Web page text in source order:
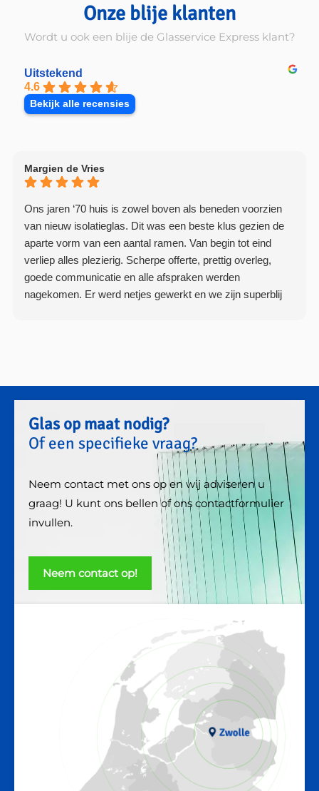
Onze blije klanten
Wordt u ook een blije de Glasservice Express klant?
Uitstekend
4.6
Bekijk alle recensies
Margien de Vries
Ons jaren ‘70 huis is zowel boven als beneden voorzien
van nieuw isolatieglas. Dit was een beste klus gezien de
aparte vorm van een aantal ramen. Van begin tot eind
verliep alles plezierig. Scherpe offerte, prettig overleg,
goede communicatie en alle afspraken werden
nagekomen. Er werd netjes gewerkt en we zijn superblij
Glas op maat nodig?
Of een specifieke vraag?
Neem contact met ons op en wij adviseren u
graag! U kunt ons bellen of ons contactformulier
invullen.
Neem contact op!